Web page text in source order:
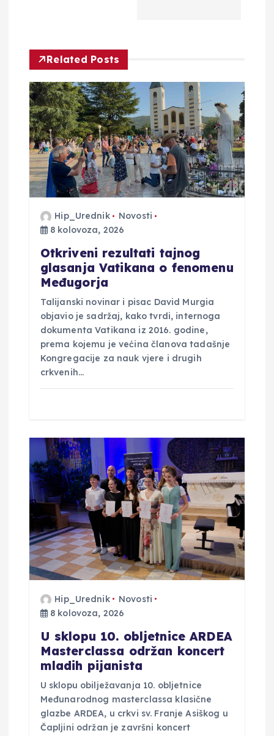
a
o
b
Related Posts
Hip_Urednik
Novosti
8 kolovoza, 2026
Otkriveni rezultati tajnog
glasanja Vatikana o fenomenu
Međugorja
Talijanski novinar i pisac David Murgia
objavio je sadržaj, kako tvrdi, internoga
dokumenta Vatikana iz 2016. godine,
prema kojemu je većina članova tadašnje
Kongregacije za nauk vjere i drugih
crkvenih…
Hip_Urednik
Novosti
8 kolovoza, 2026
U sklopu 10. obljetnice ARDEA
Masterclassa održan koncert
mladih pijanista
U sklopu obilježavanja 10. obljetnice
Međunarodnog masterclassa klasične
glazbe ARDEA, u crkvi sv. Franje Asiškog u
Čapljini održan je završni koncert